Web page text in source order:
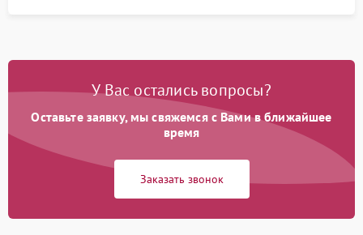
У Вас остались вопросы?
Оставьте заявку, мы свяжемся с Вами в ближайшее
время
Заказать звонок